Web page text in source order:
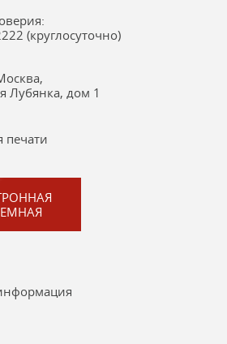
(круглосуточно)
Лубянка, дом 1
печати